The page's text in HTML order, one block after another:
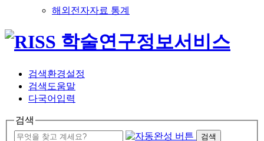
해외전자자료 통계
검색환경설정
검색도움말
다국어입력
검색
검색